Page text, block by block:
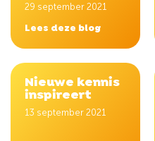
29 september 2021
Lees deze blog
Nieuwe kennis
inspireert
13 september 2021